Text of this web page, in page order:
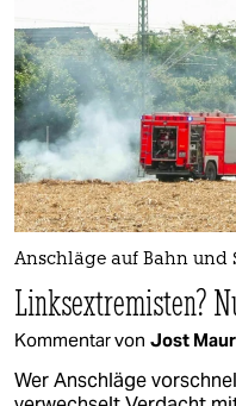
Anschläge auf Bahn und
Linksextremisten?
Kommentar von Jost
Wer Anschläge